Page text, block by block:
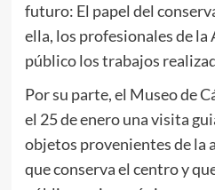
futuro: El papel del
ella, los profesionales de la
público los trabajos
Por su parte, el Museo de
el 25 de enero una visita
objetos provenientes de la
que conserva el centro y